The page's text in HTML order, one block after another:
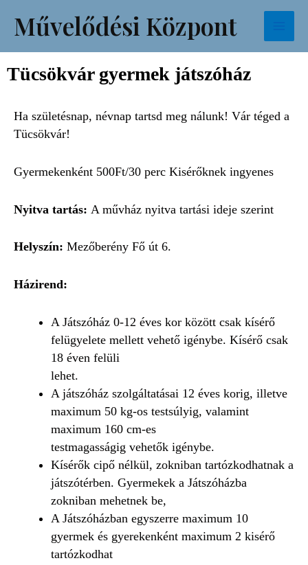
Művelődési Központ
Tücsökvár gyermek játszóház
Ha születésnap, névnap tartsd meg nálunk! Vár téged a
Tücsökvár!
Gyermekenként 500Ft/30 perc Kisérőknek ingyenes
Nyitva tartás: A művház nyitva tartási ideje szerint
Helyszín: Mezőberény Fő út 6.
Házirend:
A Játszóház 0-12 éves kor között csak kísérő
felügyelete mellett vehető igénybe. Kísérő csak
18 éven felüli
lehet.
A játszóház szolgáltatásai 12 éves korig, illetve
maximum 50 kg-os testsúlyig, valamint
maximum 160 cm-es
testmagasságig vehetők igénybe.
Kísérők cipő nélkül, zokniban tartózkodhatnak a
játszótérben. Gyermekek a Játszóházba
zokniban mehetnek be,
A Játszóházban egyszerre maximum 10
gyermek és gyerekenként maximum 2 kisérő
tartózkodhat